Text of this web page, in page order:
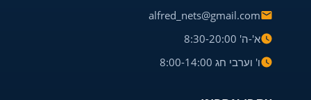
alfred_nets@gmail.com
א'-ה' 8:30-20:00
ו' וערבי חג 8:00-14:00